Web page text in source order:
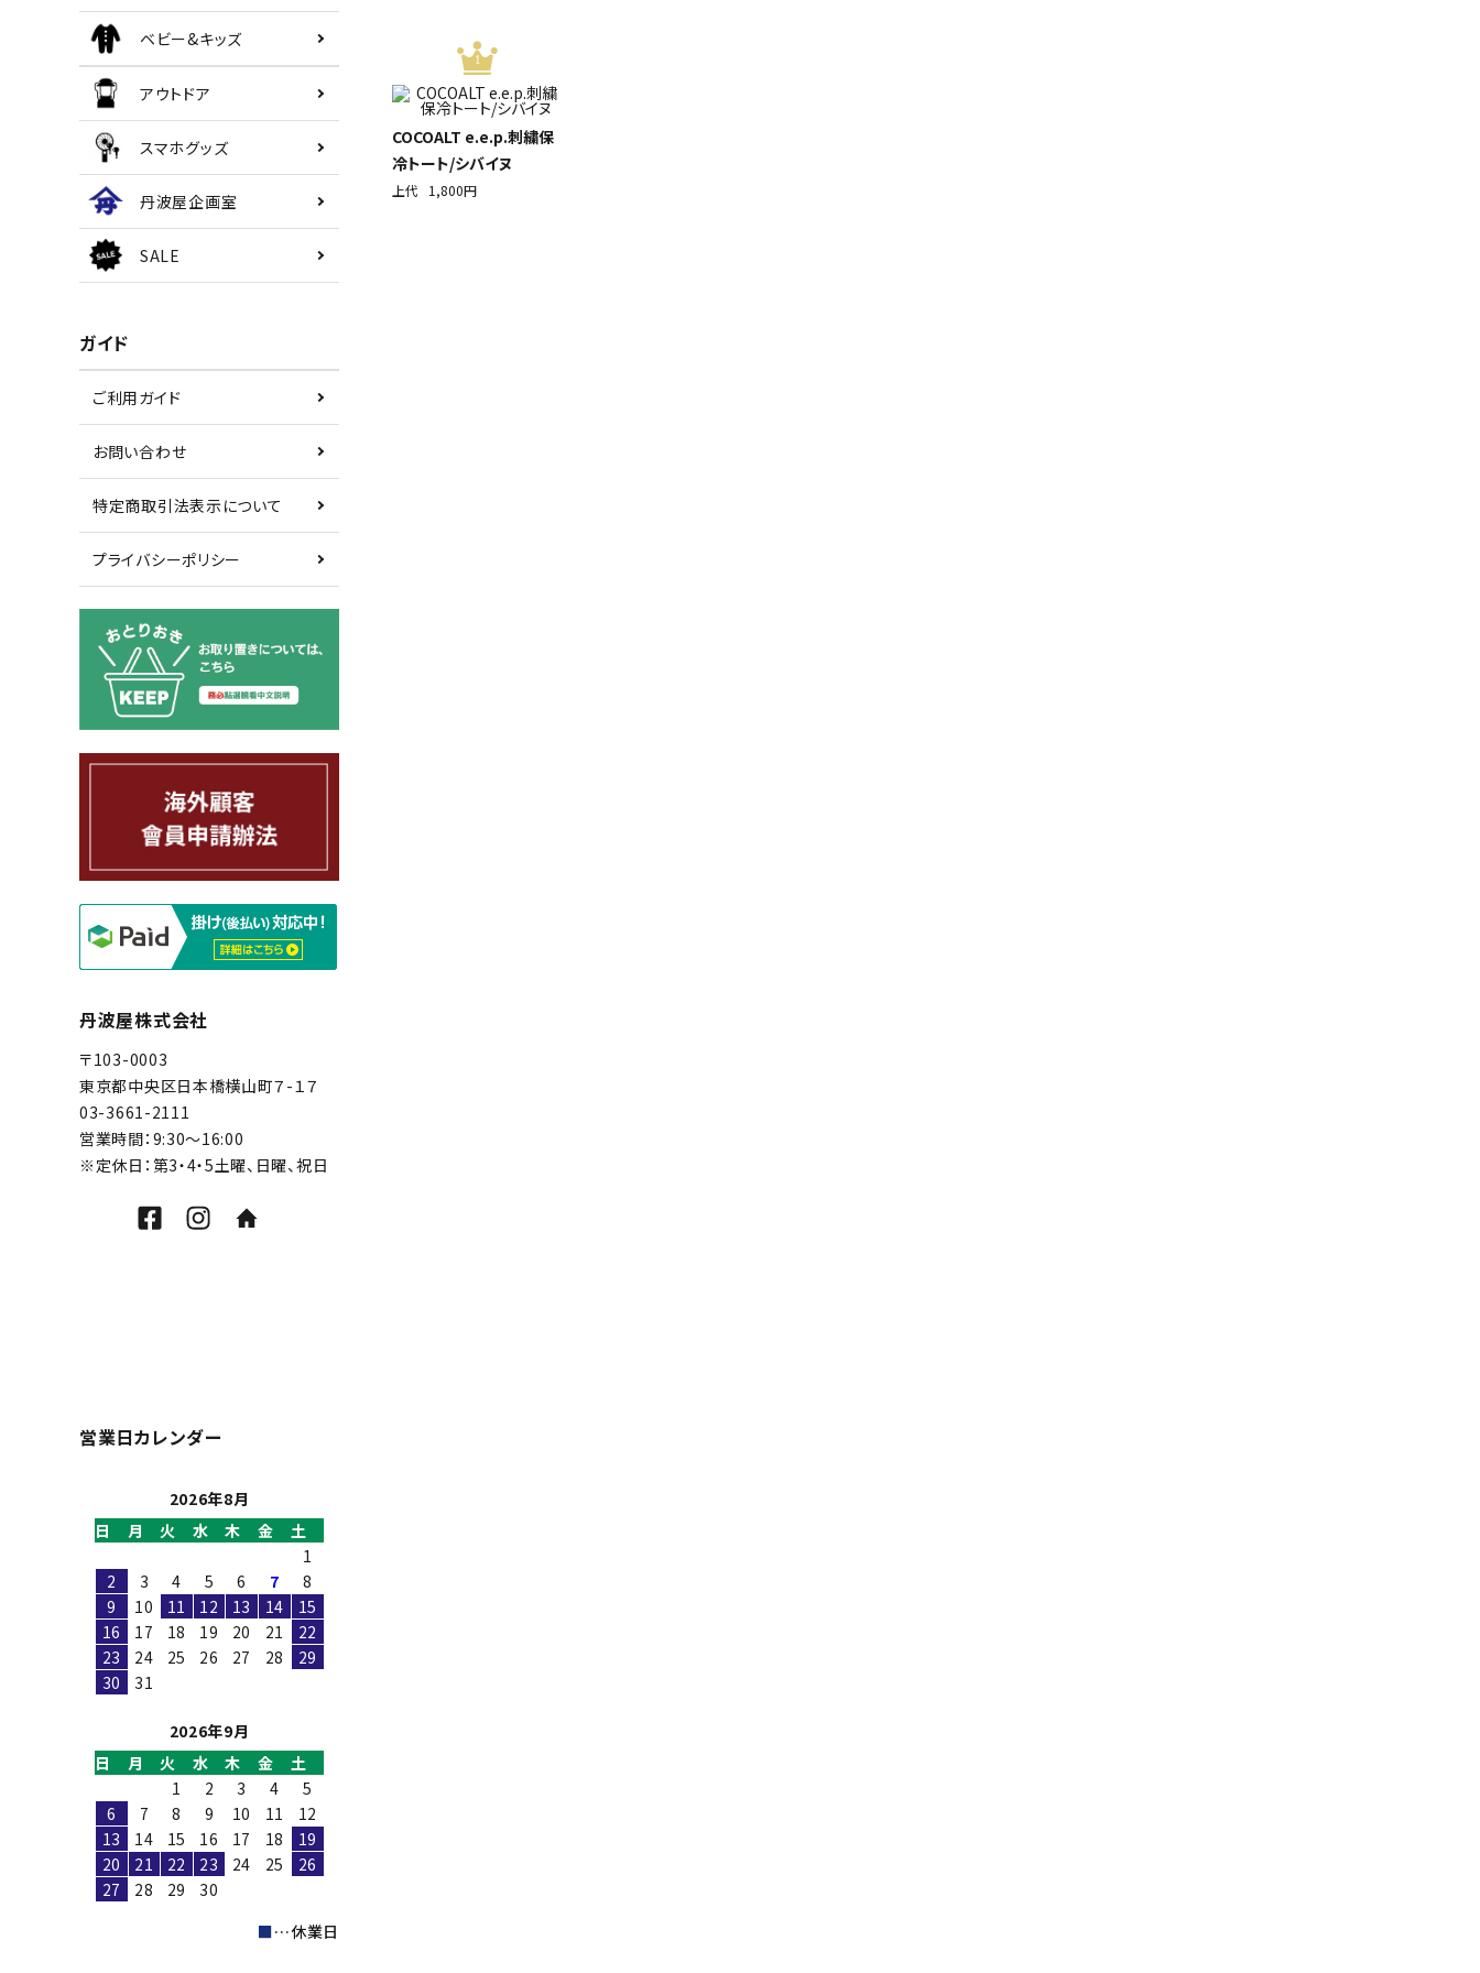
1
COCOALT e.e.p.刺繍保
冷トート/シバイヌ
上代 1,800円
ベビー&キッズ
アウトドア
スマホグッズ
丹波屋企画室
SALE
ガイド
ご利用ガイド
お問い合わせ
特定商取引法表示について
プライバシーポリシー
丹波屋株式会社
〒103-0003
東京都中央区日本橋横山町７-１７
03-3661-2111
営業時間：9:30～16:00
※定休日：第3・4・5土曜、日曜、祝日
営業日カレンダー
2026年8月
日
月 火 水 木 金
土
1
2
3 4 5 6 7
8
9
10 11 12 13 14
15
16
17 18 19 20 21
22
23
24 25 26 27 28
29
30
31
2026年9月
日
月 火 水 木 金
土
1
2 3 4
5
6
7 8 9 10 11
12
13
14 15 16 17 18
19
20
21 22 23 24 25
26
27
28 29
30
■…休業日